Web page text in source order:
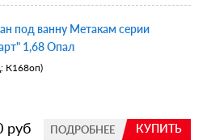
под ванну Метакам серии
1,68 Опал
К168оп)
КУПИТЬ
ПОДРОБНЕЕ
руб